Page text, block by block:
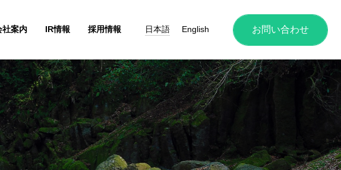
社案内 IR情報 採用情報 日本語 English お問い合わせ